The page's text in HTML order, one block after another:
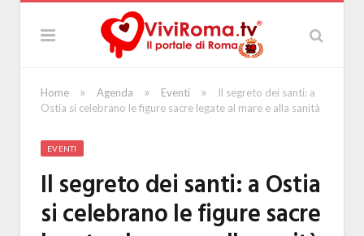
Home » Agenda » Eventi »
Il segreto dei santi: a
Ostia si celebrano le figure sacre legate al mare e alla sanità
EVENTI
Il segreto dei santi: a Ostia
si celebrano le figure sacre